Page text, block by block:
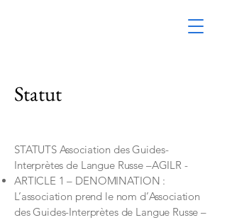
Statut
STATUTS Association des Guides-
Interprètes de Langue Russe –AGILR -
ARTICLE 1 – DENOMINATION :
L’association prend le nom d’Association
des Guides-Interprètes de Langue Russe –